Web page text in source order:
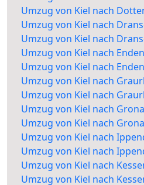
Umzug von Kiel nach
Umzug von Kiel nach
Umzug von Kiel nach
Umzug von Kiel nach
Umzug von Kiel nach
Umzug von Kiel nach
Umzug von Kiel nach
Umzug von Kiel nach
Umzug von Kiel nach
Umzug von Kiel nach
Umzug von Kiel nach
Umzug von Kiel nach
Umzug von Kiel nach